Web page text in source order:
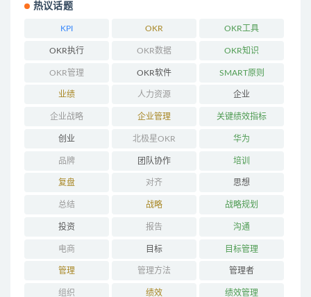
热议话题
KPI OKR OKR工具
OKR执行 OKR数据 OKR知识
OKR管理 OKR软件 SMART原则
业绩 人力资源 企业
企业战略 企业管理 关键绩效指标
创业 北极星OKR 华为
品牌 团队协作 培训
复盘 对齐 思想
总结 战略 战略规划
投资 报告 沟通
电商 目标 目标管理
管理 管理方法 管理者
组织 绩效 绩效管理